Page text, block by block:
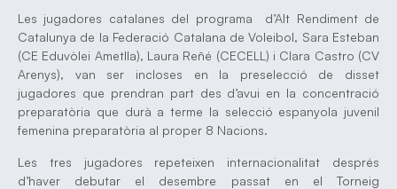
Les jugadores catalanes del programa d’Alt Rendiment de
Catalunya de la Federació Catalana de Voleibol, Sara Esteban
(CE Eduvòlei Ametlla), Laura Reñé (CECELL) i Clara Castro (CV
Arenys), van ser incloses en la preselecció de disset
jugadores que prendran part des d’avui en la concentració
preparatòria que durà a terme la selecció espanyola juvenil
femenina preparatòria al proper 8 Nacions.
Les tres jugadores repeteixen internacionalitat després
d’haver debutar el desembre passat en el Torneig